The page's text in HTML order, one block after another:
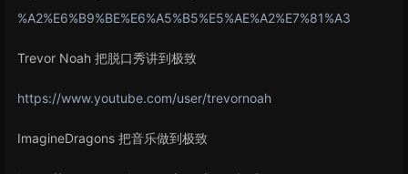
%A2%E6%B9%BE%E6%A5%B5%E5%AE%A2%E7%81%A3
Trevor Noah 把脱口秀讲到极致
https://www.youtube.com/user/trevornoah
ImagineDragons 把音乐做到极致